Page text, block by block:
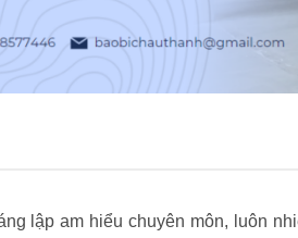
lập am hiểu chuyên môn, luôn